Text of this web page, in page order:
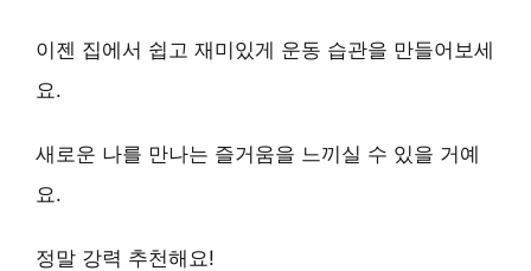
이젠 집에서 쉽고 재미있게 운동 습관을 만들어보세
요.
새로운 나를 만나는 즐거움을 느끼실 수 있을 거예
요.
정말 강력 추천해요!